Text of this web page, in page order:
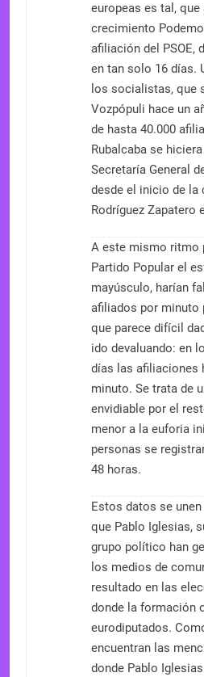
europeas es tal,
crecimiento
afiliación del PSOE,
en tan solo 16 días.
los socialistas, que
Vozpópuli hace un
de hasta 40.000
Rubalcaba se
Secretaría General
desde el inicio de la
Rodríguez Zapatero
A este mismo ritmo
Partido Popular el
mayúsculo, harían
afiliados por minuto
que parece difícil
ido devaluando: en
días las afiliaciones
minuto. Se trata de
envidiable por el
menor a la euforia
personas se
48 horas.
Estos datos se
que Pablo Iglesias,
grupo político han
los medios de
resultado en las
donde la formación
eurodiputados.
encuentran las
donde Pablo